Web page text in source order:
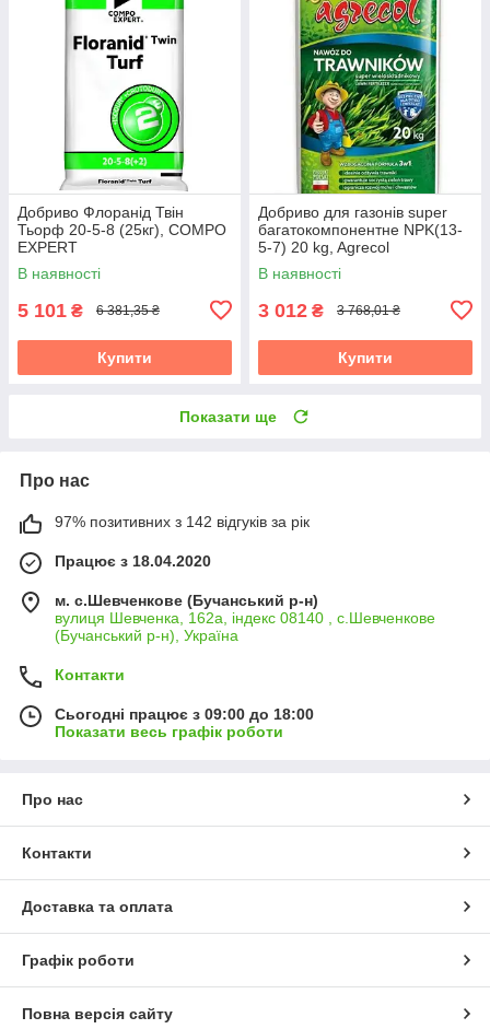
Добриво Флоранід Твін
Тьорф 20-5-8 (25кг), COMPO
EXPERT
В наявності
5 101 ₴ 6 381,35 ₴
Купити
Добриво для газонів super
багатокомпонентне NPK(13-
5-7) 20 kg, Agrecol
В наявності
3 012 ₴ 3 768,01 ₴
Купити
Показати ще
Про нас
97% позитивних з 142 відгуків за рік
Працює з 18.04.2020
м. с.Шевченкове (Бучанський р-н)
вулиця Шевченка, 162а, індекс 08140 , с.Шевченкове
(Бучанський р-н), Україна
Контакти
Сьогодні працює з 09:00 до 18:00
Показати весь графік роботи
Про нас
Контакти
Доставка та оплата
Графік роботи
Повна версія сайту